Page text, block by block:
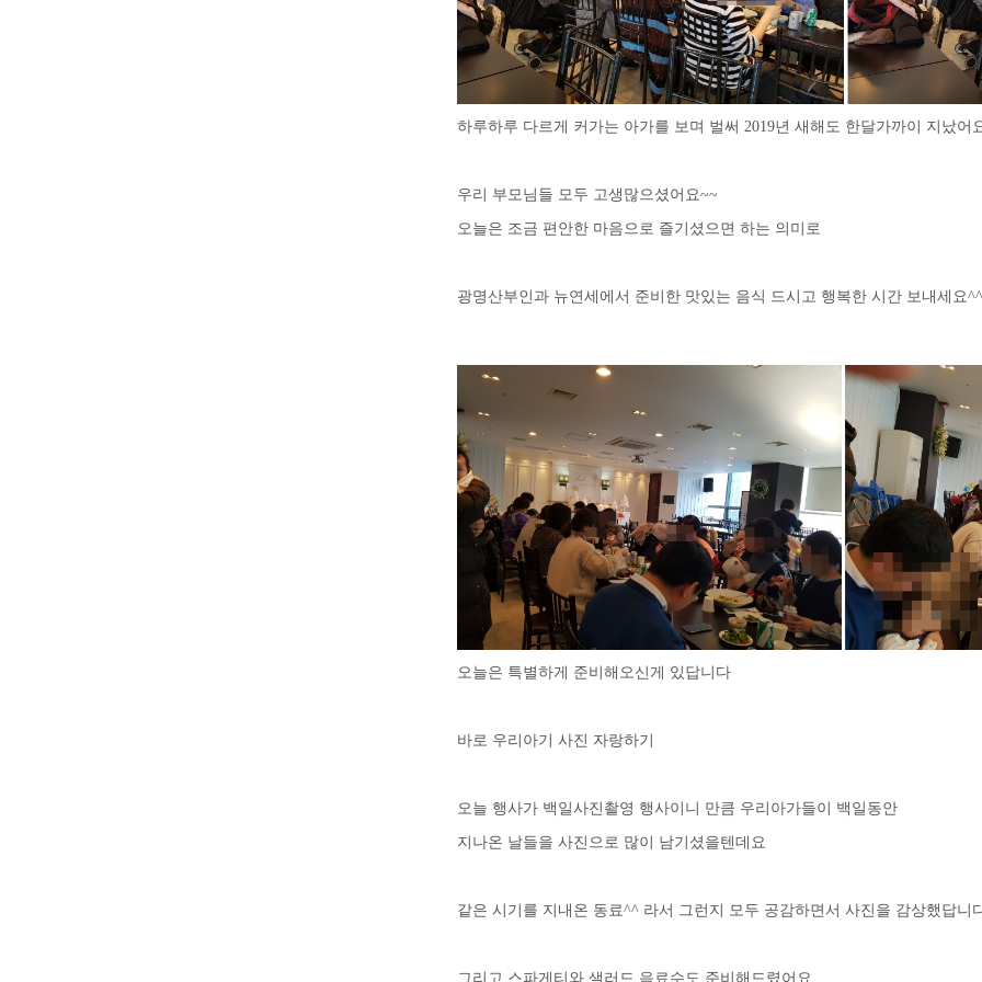
하루하루 다르게 커가는 아가를 보며 벌써 2019년 새해도 한달가까이 지났어
우리 부모님들 모두 고생많으셨어요~~
오늘은 조금 편안한 마음으로 즐기셨으면 하는 의미로
광명산부인과 뉴연세에서 준비한 맛있는 음식 드시고 행복한 시간 보내세요^^
오늘은 특별하게 준비해오신게 있답니다
바로 우리아기 사진 자랑하기
오늘 행사가 백일사진촬영 행사이니 만큼 우리아가들이 백일동안
지나온 날들을 사진으로 많이 남기셨을텐데요
같은 시기를 지내온 동료^^ 라서 그런지 모두 공감하면서 사진을 감상했답니
그리고 스파게티와 샐러드 음료수도 준비해드렸어요